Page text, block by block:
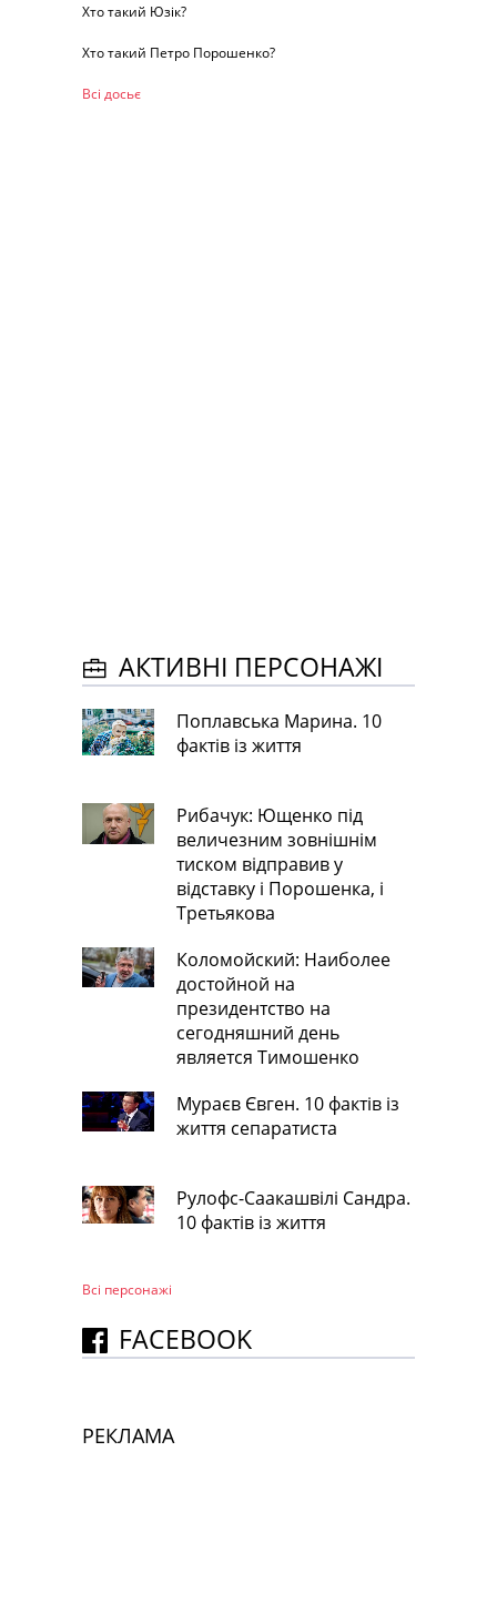
Хто такий Юзік?
Хто такий Петро Порошенко?
Всі досьє
АКТИВНІ ПЕРСОНАЖІ
Поплавська Марина. 10
фактів із життя
Рибачук: Ющенко під
величезним зовнішнім
тиском відправив у
відставку і Порошенка, і
Третьякова
Коломойский: Наиболее
достойной на
президентство на
сегодняшний день
является Тимошенко
Мураєв Євген. 10 фактів із
життя сепаратиста
Рулофс-Саакашвілі Сандра.
10 фактів із життя
Всі персонажi
FACEBOOK
РЕКЛАМА